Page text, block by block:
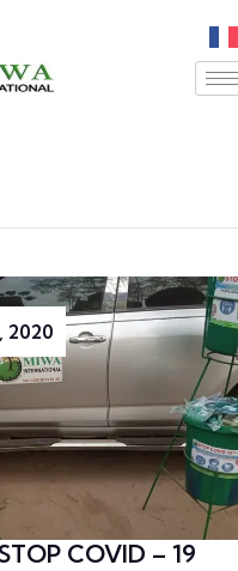
2020
COVID – 19